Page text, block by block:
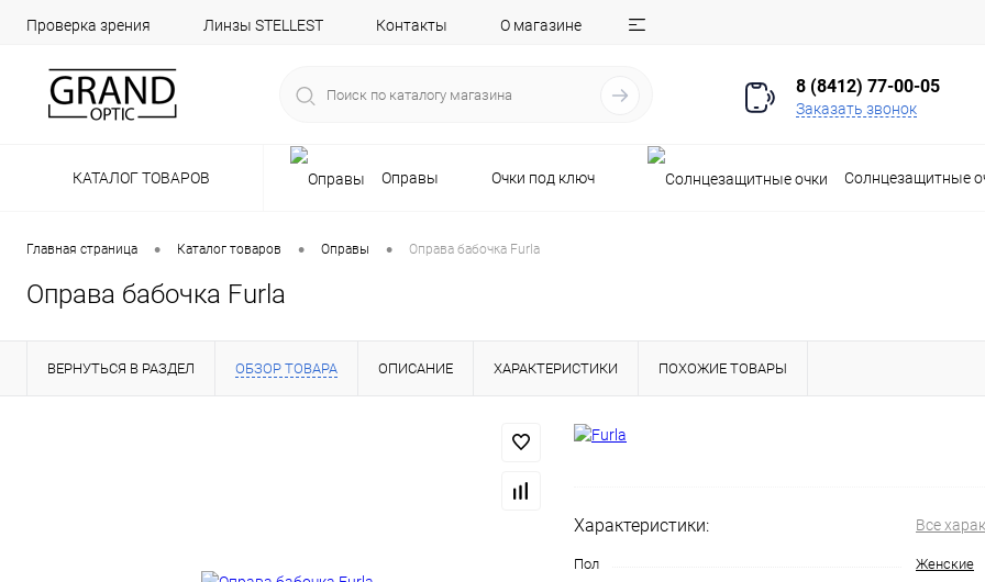
Проверка зрения Линзы STELLEST Контакты О магазине
8 (8412) 77-00-05
Заказать звонок
КАТАЛОГ ТОВАРОВ Оправы Очки под ключ Солнцезащитные
Главная страница • Каталог товаров • Оправы • Оправа бабочка Furla
Оправа бабочка Furla
ВЕРНУТЬСЯ В РАЗДЕЛ ОБЗОР ТОВАРА ОПИСАНИЕ ХАРАКТЕРИСТИКИ ПОХОЖИЕ ТОВАРЫ
Характеристики: Все
Пол
Женские